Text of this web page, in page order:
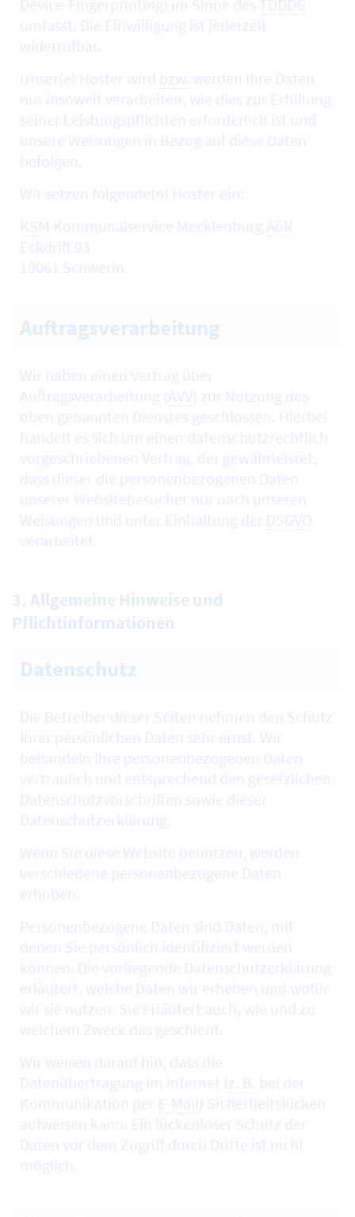
Device-Fingerprinting) im Sinne des TDDDG
umfasst. Die Einwilligung ist jederzeit
widerrufbar.
Unser(e) Hoster wird bzw. werden Ihre Daten
nur insoweit verarbeiten, wie dies zur Erfüllung
seiner Leistungspflichten erforderlich ist und
unsere Weisungen in Bezug auf diese Daten
befolgen.
Wir setzen folgende(n) Hoster ein:
KSM Kommunalservice Mecklenburg AöR
Eckdrift 93
19061 Schwerin
Wir haben einen Vertrag über
Auftragsverarbeitung (AVV) zur Nutzung des
oben genannten Dienstes geschlossen. Hierbei
handelt es sich um einen datenschutzrechtlich
vorgeschriebenen Vertrag, der gewährleistet,
dass dieser die personenbezogenen Daten
unserer Websitebesucher nur nach unseren
Weisungen und unter Einhaltung der DSGVO
verarbeitet.
3. Allgemeine Hinweise und
Pflichtinformationen
Die Betreiber dieser Seiten nehmen den Schutz
Ihrer persönlichen Daten sehr ernst. Wir
behandeln Ihre personenbezogenen Daten
vertraulich und entsprechend den gesetzlichen
Datenschutzvorschriften sowie dieser
Datenschutzerklärung.
Wenn Sie diese Website benutzen, werden
verschiedene personenbezogene Daten
erhoben.
Personenbezogene Daten sind Daten, mit
denen Sie persönlich identifiziert werden
können. Die vorliegende Datenschutzerklärung
erläutert, welche Daten wir erheben und wofür
wir sie nutzen. Sie erläutert auch, wie und zu
welchem Zweck das geschieht.
Wir weisen darauf hin, dass die
Datenübertragung im Internet (z. B. bei der
Kommunikation per E-Mail) Sicherheitslücken
aufweisen kann. Ein lückenloser Schutz der
Daten vor dem Zugriff durch Dritte ist nicht
möglich.